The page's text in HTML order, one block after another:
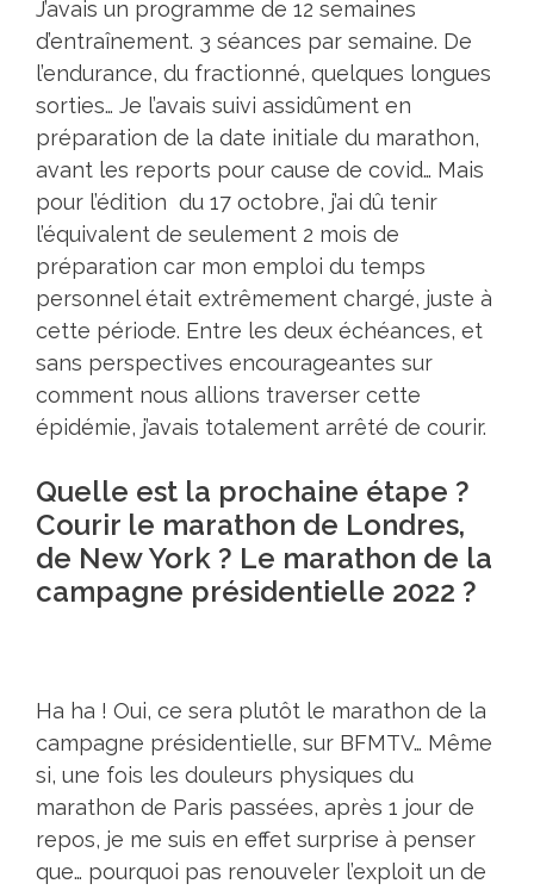
J’avais un programme de 12 semaines
d’entraînement. 3 séances par semaine. De
l’endurance, du fractionné, quelques longues
sorties… Je l’avais suivi assidûment en
préparation de la date initiale du marathon,
avant les reports pour cause de covid… Mais
pour l’édition du 17 octobre, j’ai dû tenir
l’équivalent de seulement 2 mois de
préparation car mon emploi du temps
personnel était extrêmement chargé, juste à
cette période. Entre les deux échéances, et
sans perspectives encourageantes sur
comment nous allions traverser cette
épidémie, j’avais totalement arrêté de courir.
Quelle est la prochaine étape ?
Courir le marathon de Londres,
de New York ? Le marathon de la
campagne présidentielle 2022 ?
Ha ha ! Oui, ce sera plutôt le marathon de la
campagne présidentielle, sur BFMTV… Même
si, une fois les douleurs physiques du
marathon de Paris passées, après 1 jour de
repos, je me suis en effet surprise à penser
que… pourquoi pas renouveler l’exploit un de